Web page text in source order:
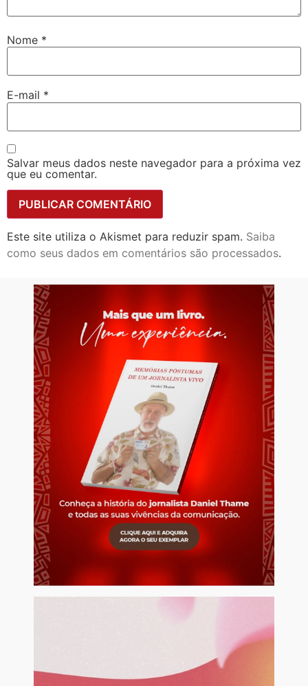
Nome *
E-mail *
Salvar meus dados neste navegador para a próxima vez
que eu comentar.
Este site utiliza o Akismet para reduzir spam. Saiba
como seus dados em comentários são processados.